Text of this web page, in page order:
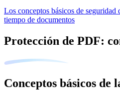
Los conceptos básicos de seguridad
tiempo de documentos
Protección de PDF:
Conceptos básicos de